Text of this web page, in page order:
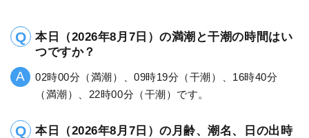
本日（2026年8月7日）の満潮と干潮の時間はい
つですか？
02時00分（満潮）、09時19分（干潮）、16時40分
（満潮）、22時00分（干潮）です。
本日（2026年8月7日）の月齢、潮名、日の出時